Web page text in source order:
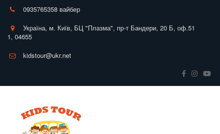
0935765358 вайбер
Україна, м. Київ, БЦ "Плазма", пр-т Бандери, 20 Б, оф.51
1, 04655
kidstour@ukr.net